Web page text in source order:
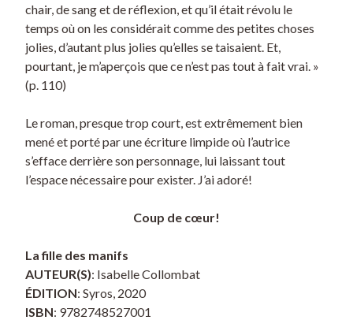
chair, de sang et de réflexion, et qu’il était révolu le
temps où on les considérait comme des petites choses
jolies, d’autant plus jolies qu’elles se taisaient. Et,
pourtant, je m’aperçois que ce n’est pas tout à fait vrai. »
(p. 110)
Le roman, presque trop court, est extrêmement bien
mené et porté par une écriture limpide où l’autrice
s’efface derrière son personnage, lui laissant tout
l’espace nécessaire pour exister. J’ai adoré!
Coup de cœur!
La fille des manifs
AUTEUR(S): Isabelle Collombat
ÉDITION: Syros, 2020
ISBN: 9782748527001